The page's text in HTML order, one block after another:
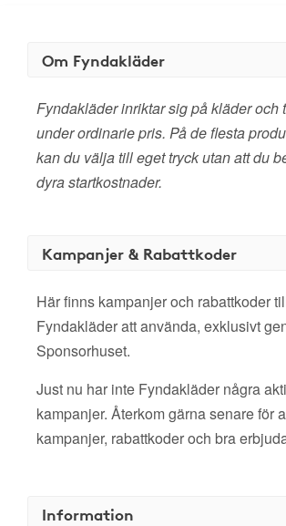
Om Fyndakläder
Fyndakläder inriktar sig på kläder och
under ordinarie pris. På de flesta
kan du välja till eget tryck utan att du
dyra startkostnader.
Kampanjer & Rabattkoder
Här finns kampanjer och rabattkoder
Fyndakläder att använda, exklusivt
Sponsorhuset.
Just nu har inte Fyndakläder några
kampanjer. Återkom gärna senare för
kampanjer, rabattkoder och bra
Information